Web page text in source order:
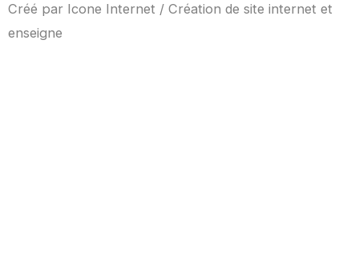
Créé par Icone Internet / Création de site internet et
enseigne